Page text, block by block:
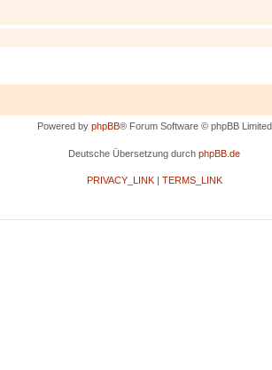
Powered by phpBB® Forum Software © phpBB Limited
Deutsche Übersetzung durch phpBB.de
PRIVACY_LINK| TERMS_LINK